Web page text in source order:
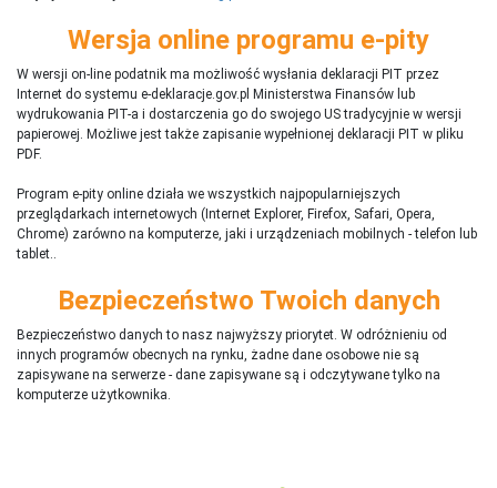
Wersja online programu e-pity
W wersji on-line podatnik ma możliwość wysłania deklaracji PIT przez
Internet do systemu e-deklaracje.gov.pl Ministerstwa Finansów lub
wydrukowania PIT-a i dostarczenia go do swojego US tradycyjnie w wersji
papierowej. Możliwe jest także zapisanie wypełnionej deklaracji PIT w pliku
PDF.
Program e-pity online działa we wszystkich najpopularniejszych
przeglądarkach internetowych (Internet Explorer, Firefox, Safari, Opera,
Chrome) zarówno na komputerze, jaki i urządzeniach mobilnych - telefon lub
tablet..
Bezpieczeństwo Twoich danych
Bezpieczeństwo danych to nasz najwyższy priorytet. W odróżnieniu od
innych programów obecnych na rynku, żadne dane osobowe nie są
zapisywane na serwerze - dane zapisywane są i odczytywane tylko na
komputerze użytkownika.